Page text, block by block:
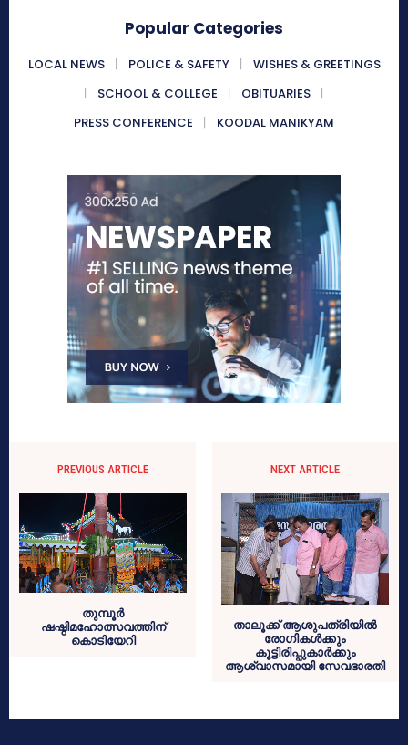
Popular Categories
LOCAL NEWS POLICE & SAFETY
WISHES & GREETINGS
SCHOOL & COLLEGE
OBITUARIES
PRESS CONFERENCE
KOODAL MANIKYAM
PREVIOUS ARTICLE
തുമ്പൂര്‍
ഷഷ്ഠിമഹോത്സവത്തിന്
കൊടിയേറി
NEXT ARTICLE
താലൂക്ക് ആശുപത്രിയില്‍
രോഗികള്‍ക്കും
കൂട്ടിരിപ്പുകാര്‍ക്കും
ആശ്വാസമായി സേവഭാരതി